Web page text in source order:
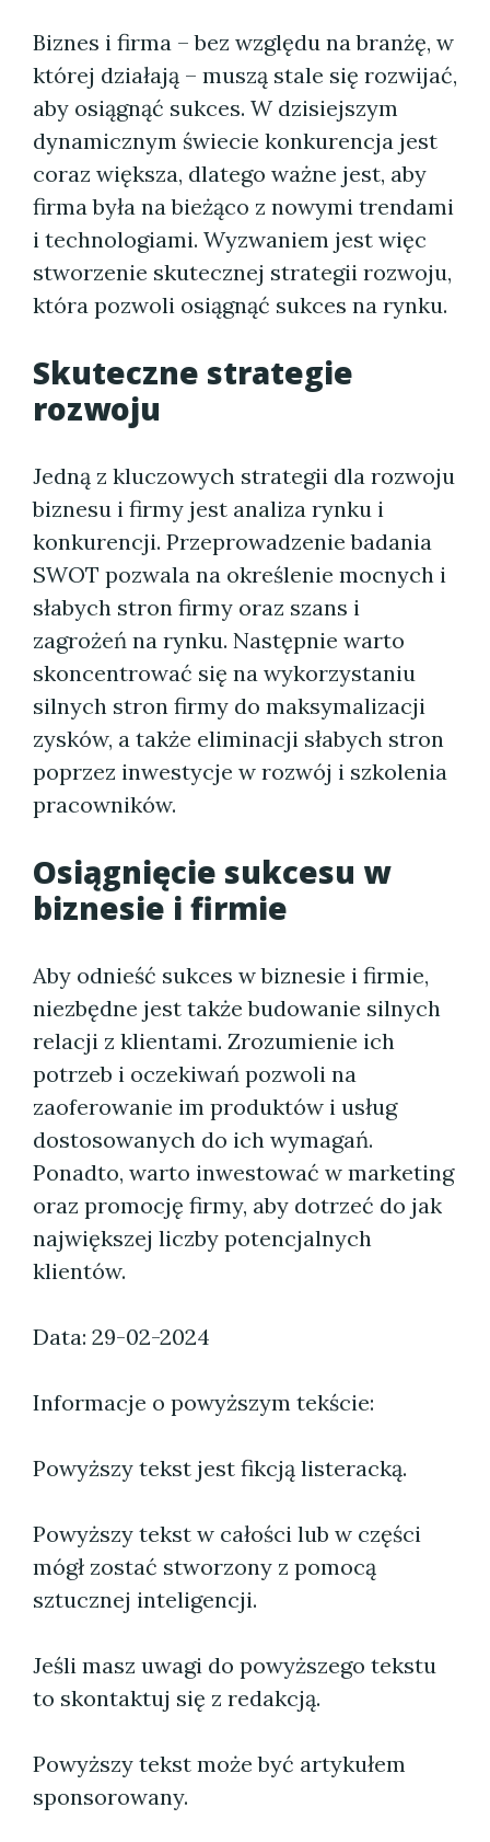
Biznes i firma – bez względu na branżę, w
której działają – muszą stale się rozwijać,
aby osiągnąć sukces. W dzisiejszym
dynamicznym świecie konkurencja jest
coraz większa, dlatego ważne jest, aby
firma była na bieżąco z nowymi trendami
i technologiami. Wyzwaniem jest więc
stworzenie skutecznej strategii rozwoju,
która pozwoli osiągnąć sukces na rynku.
Skuteczne strategie
rozwoju
Jedną z kluczowych strategii dla rozwoju
biznesu i firmy jest analiza rynku i
konkurencji. Przeprowadzenie badania
SWOT pozwala na określenie mocnych i
słabych stron firmy oraz szans i
zagrożeń na rynku. Następnie warto
skoncentrować się na wykorzystaniu
silnych stron firmy do maksymalizacji
zysków, a także eliminacji słabych stron
poprzez inwestycje w rozwój i szkolenia
pracowników.
Osiągnięcie sukcesu w
biznesie i firmie
Aby odnieść sukces w biznesie i firmie,
niezbędne jest także budowanie silnych
relacji z klientami. Zrozumienie ich
potrzeb i oczekiwań pozwoli na
zaoferowanie im produktów i usług
dostosowanych do ich wymagań.
Ponadto, warto inwestować w marketing
oraz promocję firmy, aby dotrzeć do jak
największej liczby potencjalnych
klientów.
Data: 29-02-2024
Informacje o powyższym tekście:
Powyższy tekst jest fikcją listeracką.
Powyższy tekst w całości lub w części
mógł zostać stworzony z pomocą
sztucznej inteligencji.
Jeśli masz uwagi do powyższego tekstu
to skontaktuj się z redakcją.
Powyższy tekst może być artykułem
sponsorowany.